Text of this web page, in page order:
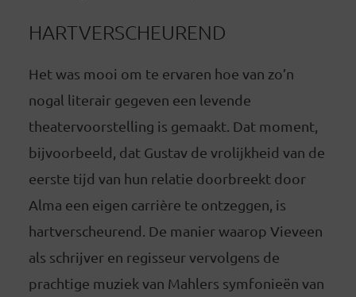
HARTVERSCHEUREND
Het was mooi om te ervaren hoe van zo’n
nogal literair gegeven een levende
theatervoorstelling is gemaakt. Dat moment,
bijvoorbeeld, dat Gustav de vrolijkheid van de
eerste tijd van hun relatie doorbreekt door
Alma een eigen carrière te ontzeggen, is
hartverscheurend. De manier waarop Vieveen
als schrijver en regisseur vervolgens de
prachtige muziek van Mahlers symfonieën van